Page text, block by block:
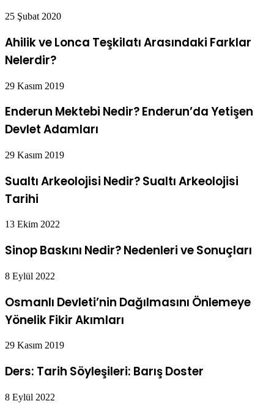
25 Şubat 2020
Ahilik ve Lonca Teşkilatı Arasındaki Farklar
Nelerdir?
29 Kasım 2019
Enderun Mektebi Nedir? Enderun’da Yetişen
Devlet Adamları
29 Kasım 2019
Sualtı Arkeolojisi Nedir? Sualtı Arkeolojisi
Tarihi
13 Ekim 2022
Sinop Baskını Nedir? Nedenleri ve Sonuçları
8 Eylül 2022
Osmanlı Devleti’nin Dağılmasını Önlemeye
Yönelik Fikir Akımları
29 Kasım 2019
Ders: Tarih Söyleşileri: Barış Doster
8 Eylül 2022